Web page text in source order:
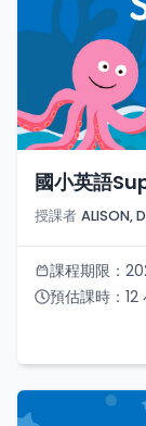
國小英語
授課者 ALISON,
課程期限：
預估課時： 12